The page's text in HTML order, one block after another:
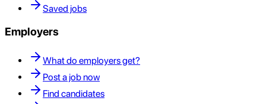
Saved jobs
Employers
What do employers get?
Post a job now
Find candidates